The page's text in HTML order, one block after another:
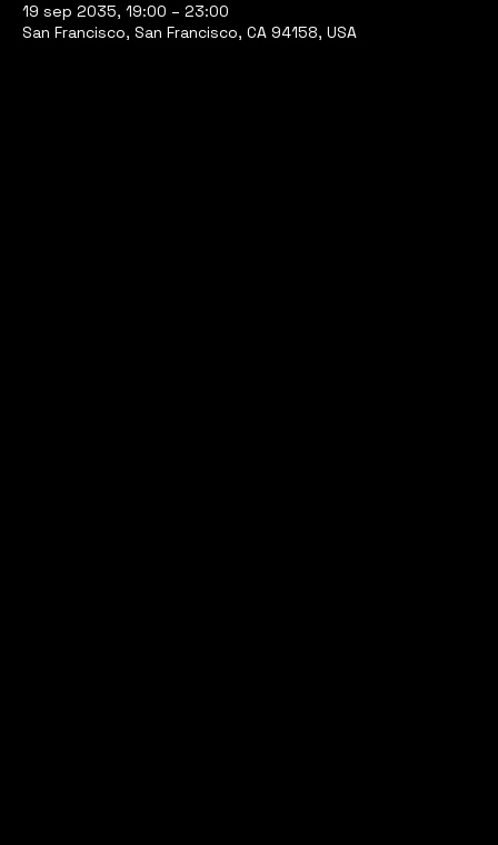
19 sep 2035, 19:00 – 23:00
San Francisco, San Francisco, CA 94158, USA